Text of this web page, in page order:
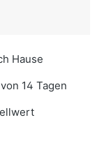
Hause
14 Tagen